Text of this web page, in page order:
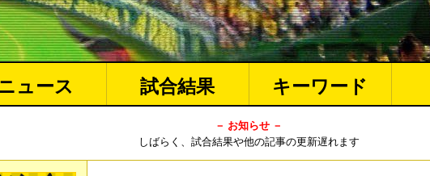
ュース 試合結果 キーワード
－ お知らせ －
しばらく、試合結果や他の記事の更新遅れます